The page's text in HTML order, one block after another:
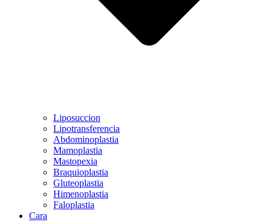
Liposuccion
Lipotransferencia
Abdominoplastia
Mamoplastia
Mastopexia
Braquioplastia
Gluteoplastia
Himenoplastia
Faloplastia
Cara